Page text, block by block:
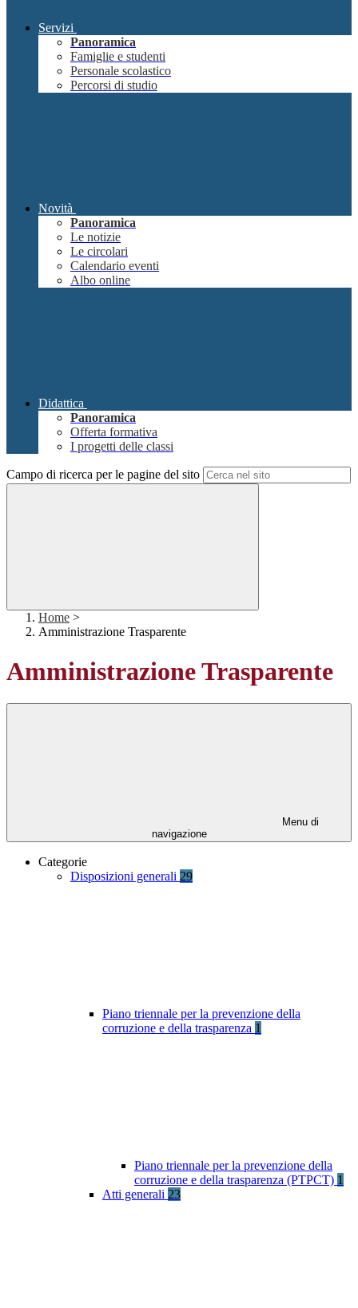
Servizi
Panoramica
Famiglie e studenti
Personale scolastico
Percorsi di studio
Novità
Panoramica
Le notizie
Le circolari
Calendario eventi
Albo online
Didattica
Panoramica
Offerta formativa
I progetti delle classi
Campo di ricerca per le pagine del sito
Home >
Amministrazione Trasparente
Amministrazione Trasparente
Menu di
navigazione
Categorie
Disposizioni generali 29
Piano triennale per la prevenzione della
corruzione e della trasparenza 1
Piano triennale per la prevenzione della
corruzione e della trasparenza (PTPCT) 1
Atti generali 23